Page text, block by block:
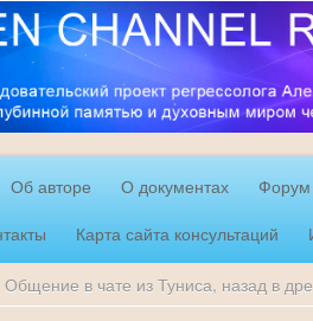
Об авторе О документах
Форум
Карта сайта консультаций
Общение в чате из Туниса, назад в